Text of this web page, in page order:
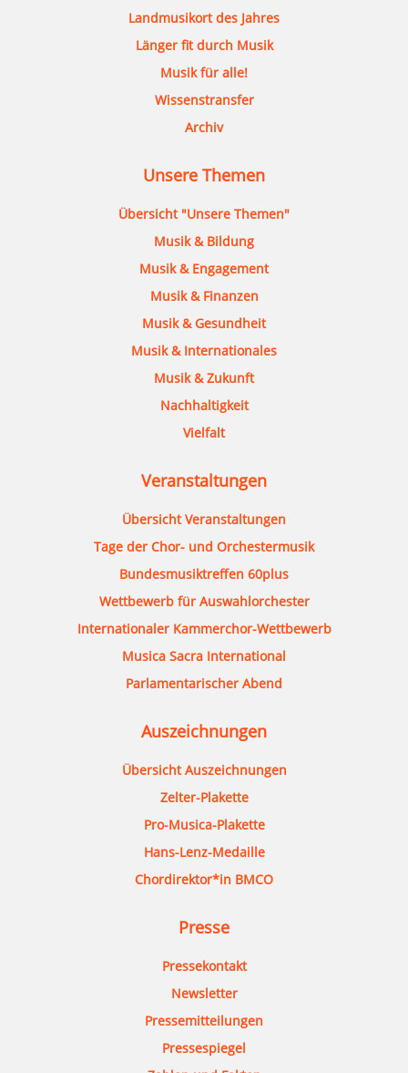
Landmusikort des Jahres
Länger fit durch Musik
Musik für alle!
Wissenstransfer
Archiv
Unsere Themen
Übersicht "Unsere Themen"
Musik & Bildung
Musik & Engagement
Musik & Finanzen
Musik & Gesundheit
Musik & Internationales
Musik & Zukunft
Nachhaltigkeit
Vielfalt
Veranstaltungen
Übersicht Veranstaltungen
Tage der Chor- und Orchestermusik
Bundesmusiktreffen 60plus
Wettbewerb für Auswahlorchester
Internationaler Kammerchor-Wettbewerb
Musica Sacra International
Parlamentarischer Abend
Auszeichnungen
Übersicht Auszeichnungen
Zelter-Plakette
Pro-Musica-Plakette
Hans-Lenz-Medaille
Chordirektor*in BMCO
Presse
Pressekontakt
Newsletter
Pressemitteilungen
Pressespiegel